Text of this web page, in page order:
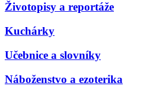
Životopisy a reportáže
Kuchárky
Učebnice a slovníky
Náboženstvo a ezoterika